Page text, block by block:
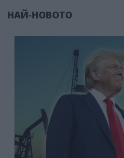
НАЙ-НОВОТО